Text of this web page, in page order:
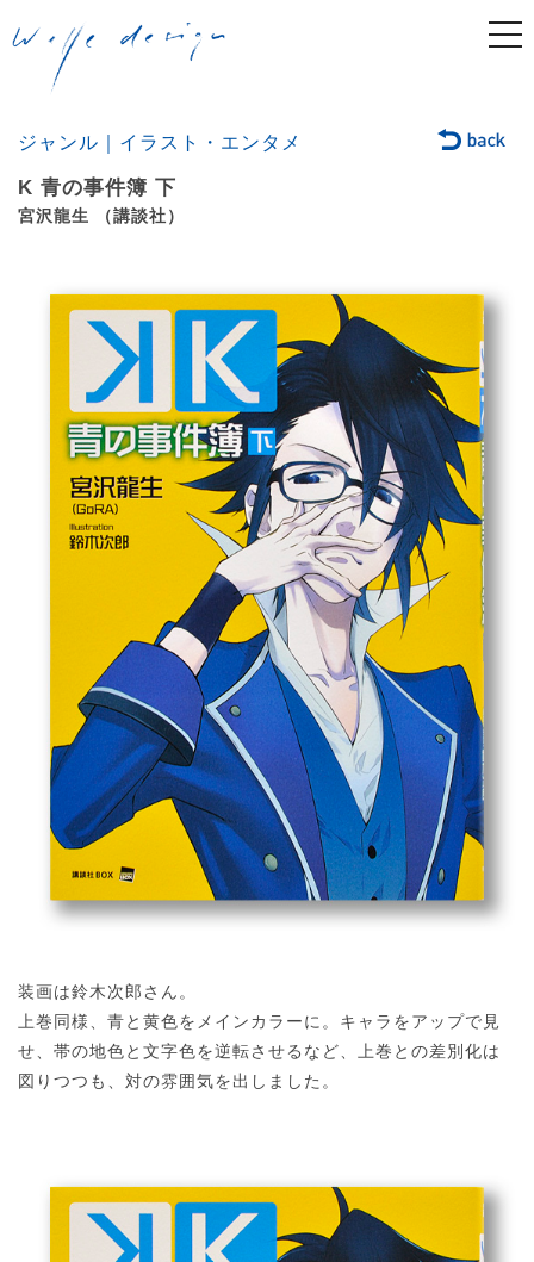
ジャンル｜イラスト・エンタメ
K 青の事件簿 下
宮沢龍生 （講談社）
装画は鈴木次郎さん。
上巻同様、青と黄色をメインカラーに。キャラをアップで見
せ、帯の地色と文字色を逆転させるなど、上巻との差別化は
図りつつも、対の雰囲気を出しました。